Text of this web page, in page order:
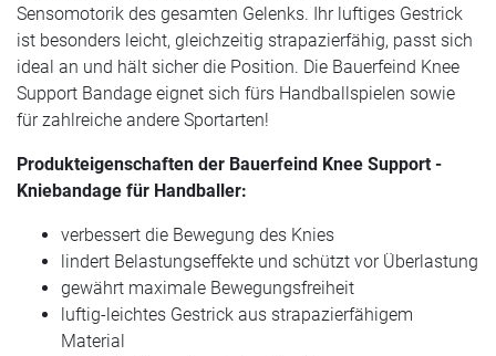
Sensomotorik des gesamten Gelenks. Ihr luftiges Gestrick
ist besonders leicht, gleichzeitig strapazierfähig, passt sich
ideal an und hält sicher die Position. Die Bauerfeind Knee
Support Bandage eignet sich fürs Handballspielen sowie
für zahlreiche andere Sportarten!
Produkteigenschaften der Bauerfeind Knee Support -
Kniebandage für Handballer:
verbessert die Bewegung des Knies
lindert Belastungseffekte und schützt vor Überlastung
gewährt maximale Bewegungsfreiheit
luftig-leichtes Gestrick aus strapazierfähigem
Material